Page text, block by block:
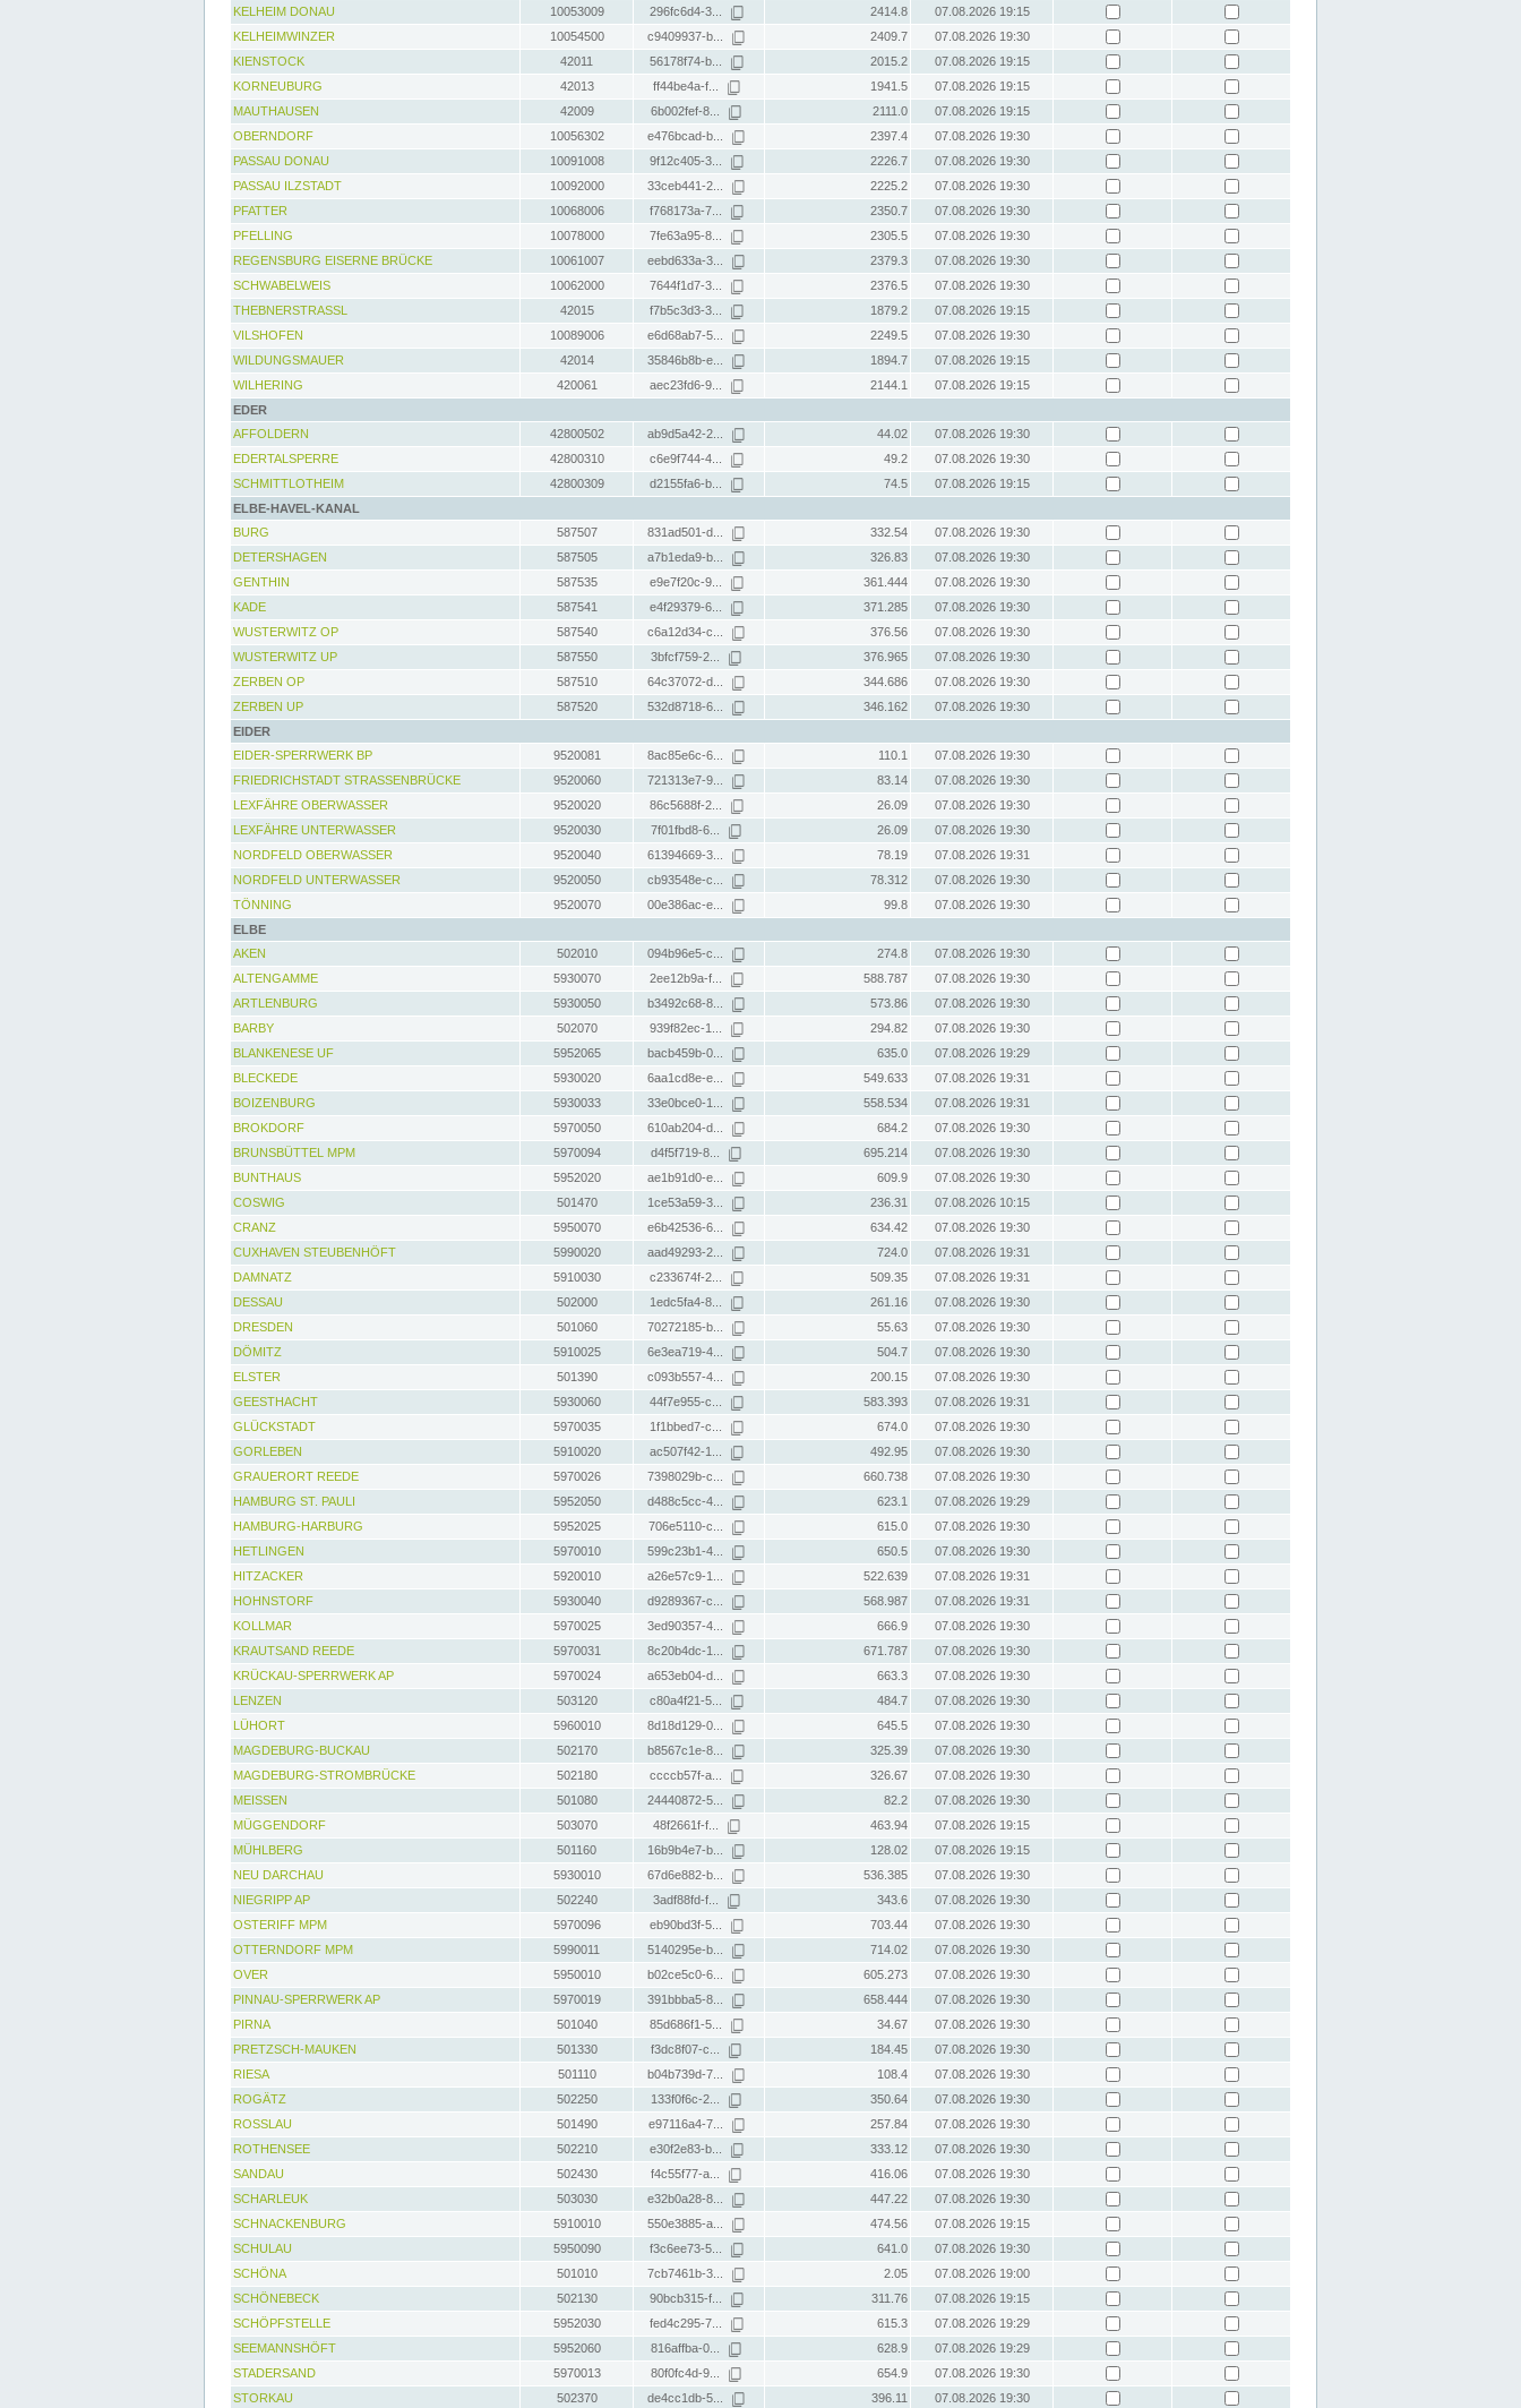
KELHEIM DONAU
10053009 296fc6d4-3... 2414.8
07.08.2026 19:15
KELHEIMWINZER
10054500 c9409937-b... 2409.7
07.08.2026 19:30
KIENSTOCK
42011 56178f74-b... 2015.2
07.08.2026 19:15
KORNEUBURG
42013 ff44be4a-f... 1941.5
07.08.2026 19:15
MAUTHAUSEN
42009 6b002fef-8... 2111.0
07.08.2026 19:15
OBERNDORF
10056302 e476bcad-b... 2397.4
07.08.2026 19:30
PASSAU DONAU
10091008 9f12c405-3... 2226.7
07.08.2026 19:30
PASSAU ILZSTADT
10092000 33ceb441-2... 2225.2
07.08.2026 19:30
PFATTER
10068006 f768173a-7... 2350.7
07.08.2026 19:30
PFELLING
10078000 7fe63a95-8... 2305.5
07.08.2026 19:30
REGENSBURG EISERNE BRÜCKE
10061007 eebd633a-3... 2379.3
07.08.2026 19:30
SCHWABELWEIS
10062000 7644f1d7-3... 2376.5
07.08.2026 19:30
THEBNERSTRASSL
42015 f7b5c3d3-3... 1879.2
07.08.2026 19:15
VILSHOFEN
10089006 e6d68ab7-5... 2249.5
07.08.2026 19:30
WILDUNGSMAUER
42014 35846b8b-e... 1894.7
07.08.2026 19:15
WILHERING
420061 aec23fd6-9... 2144.1
07.08.2026 19:15
EDER
AFFOLDERN
42800502 ab9d5a42-2... 44.02
07.08.2026 19:30
EDERTALSPERRE
42800310 c6e9f744-4... 49.2
07.08.2026 19:30
SCHMITTLOTHEIM
42800309 d2155fa6-b... 74.5
07.08.2026 19:15
ELBE-HAVEL-KANAL
BURG
587507 831ad501-d... 332.54
07.08.2026 19:30
DETERSHAGEN
587505 a7b1eda9-b... 326.83
07.08.2026 19:30
GENTHIN
587535 e9e7f20c-9... 361.444
07.08.2026 19:30
KADE
587541 e4f29379-6... 371.285
07.08.2026 19:30
WUSTERWITZ OP
587540 c6a12d34-c... 376.56
07.08.2026 19:30
WUSTERWITZ UP
587550 3bfcf759-2... 376.965
07.08.2026 19:30
ZERBEN OP
587510 64c37072-d... 344.686
07.08.2026 19:30
ZERBEN UP
587520 532d8718-6... 346.162
07.08.2026 19:30
EIDER
EIDER-SPERRWERK BP
9520081 8ac85e6c-6... 110.1
07.08.2026 19:30
FRIEDRICHSTADT STRASSENBRÜCKE
9520060 721313e7-9... 83.14
07.08.2026 19:30
LEXFÄHRE OBERWASSER
9520020 86c5688f-2... 26.09
07.08.2026 19:30
LEXFÄHRE UNTERWASSER
9520030 7f01fbd8-6... 26.09
07.08.2026 19:30
NORDFELD OBERWASSER
9520040 61394669-3... 78.19
07.08.2026 19:31
NORDFELD UNTERWASSER
9520050 cb93548e-c... 78.312
07.08.2026 19:30
TÖNNING
9520070 00e386ac-e... 99.8
07.08.2026 19:30
ELBE
AKEN
502010 094b96e5-c... 274.8
07.08.2026 19:30
ALTENGAMME
5930070 2ee12b9a-f... 588.787
07.08.2026 19:30
ARTLENBURG
5930050 b3492c68-8... 573.86
07.08.2026 19:30
BARBY
502070 939f82ec-1... 294.82
07.08.2026 19:30
BLANKENESE UF
5952065 bacb459b-0... 635.0
07.08.2026 19:29
BLECKEDE
5930020 6aa1cd8e-e... 549.633
07.08.2026 19:31
BOIZENBURG
5930033 33e0bce0-1... 558.534
07.08.2026 19:31
BROKDORF
5970050 610ab204-d... 684.2
07.08.2026 19:30
BRUNSBÜTTEL MPM
5970094 d4f5f719-8... 695.214
07.08.2026 19:30
BUNTHAUS
5952020 ae1b91d0-e... 609.9
07.08.2026 19:30
COSWIG
501470 1ce53a59-3... 236.31
07.08.2026 10:15
CRANZ
5950070 e6b42536-6... 634.42
07.08.2026 19:30
CUXHAVEN STEUBENHÖFT
5990020 aad49293-2... 724.0
07.08.2026 19:31
DAMNATZ
5910030 c233674f-2... 509.35
07.08.2026 19:31
DESSAU
502000 1edc5fa4-8... 261.16
07.08.2026 19:30
DRESDEN
501060 70272185-b... 55.63
07.08.2026 19:30
DÖMITZ
5910025 6e3ea719-4... 504.7
07.08.2026 19:30
ELSTER
501390 c093b557-4... 200.15
07.08.2026 19:30
GEESTHACHT
5930060 44f7e955-c... 583.393
07.08.2026 19:31
GLÜCKSTADT
5970035 1f1bbed7-c... 674.0
07.08.2026 19:30
GORLEBEN
5910020 ac507f42-1... 492.95
07.08.2026 19:30
GRAUERORT REEDE
5970026 7398029b-c... 660.738
07.08.2026 19:30
HAMBURG ST. PAULI
5952050 d488c5cc-4... 623.1
07.08.2026 19:29
HAMBURG-HARBURG
5952025 706e5110-c... 615.0
07.08.2026 19:30
HETLINGEN
5970010 599c23b1-4... 650.5
07.08.2026 19:30
HITZACKER
5920010 a26e57c9-1... 522.639
07.08.2026 19:31
HOHNSTORF
5930040 d9289367-c... 568.987
07.08.2026 19:31
KOLLMAR
5970025 3ed90357-4... 666.9
07.08.2026 19:30
KRAUTSAND REEDE
5970031 8c20b4dc-1... 671.787
07.08.2026 19:30
KRÜCKAU-SPERRWERK AP
5970024 a653eb04-d... 663.3
07.08.2026 19:30
LENZEN
503120 c80a4f21-5... 484.7
07.08.2026 19:30
LÜHORT
5960010 8d18d129-0... 645.5
07.08.2026 19:30
MAGDEBURG-BUCKAU
502170 b8567c1e-8... 325.39
07.08.2026 19:30
MAGDEBURG-STROMBRÜCKE
502180 ccccb57f-a... 326.67
07.08.2026 19:30
MEISSEN
501080 24440872-5... 82.2
07.08.2026 19:30
MÜGGENDORF
503070 48f2661f-f... 463.94
07.08.2026 19:15
MÜHLBERG
501160 16b9b4e7-b... 128.02
07.08.2026 19:15
NEU DARCHAU
5930010 67d6e882-b... 536.385
07.08.2026 19:30
NIEGRIPP AP
502240 3adf88fd-f... 343.6
07.08.2026 19:30
OSTERIFF MPM
5970096 eb90bd3f-5... 703.44
07.08.2026 19:30
OTTERNDORF MPM
5990011 5140295e-b... 714.02
07.08.2026 19:30
OVER
5950010 b02ce5c0-6... 605.273
07.08.2026 19:30
PINNAU-SPERRWERK AP
5970019 391bbba5-8... 658.444
07.08.2026 19:30
PIRNA
501040 85d686f1-5... 34.67
07.08.2026 19:30
PRETZSCH-MAUKEN
501330 f3dc8f07-c... 184.45
07.08.2026 19:30
RIESA
501110 b04b739d-7... 108.4
07.08.2026 19:30
ROGÄTZ
502250 133f0f6c-2... 350.64
07.08.2026 19:30
ROSSLAU
501490 e97116a4-7... 257.84
07.08.2026 19:30
ROTHENSEE
502210 e30f2e83-b... 333.12
07.08.2026 19:30
SANDAU
502430 f4c55f77-a... 416.06
07.08.2026 19:30
SCHARLEUK
503030 e32b0a28-8... 447.22
07.08.2026 19:30
SCHNACKENBURG
5910010 550e3885-a... 474.56
07.08.2026 19:15
SCHULAU
5950090 f3c6ee73-5... 641.0
07.08.2026 19:30
SCHÖNA
501010 7cb7461b-3... 2.05
07.08.2026 19:00
SCHÖNEBECK
502130 90bcb315-f... 311.76
07.08.2026 19:15
SCHÖPFSTELLE
5952030 fed4c295-7... 615.3
07.08.2026 19:29
SEEMANNSHÖFT
5952060 816affba-0... 628.9
07.08.2026 19:29
STADERSAND
5970013 80f0fc4d-9... 654.9
07.08.2026 19:30
STORKAU
502370 de4cc1db-5... 396.11 07.08.2026 19:30